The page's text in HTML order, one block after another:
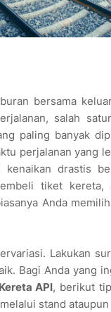
bersama
salah
paling banyak
perjalanan yang
drastis
tiket
Anda
Lakukan
Bagi Anda yang
API, berikut
stand